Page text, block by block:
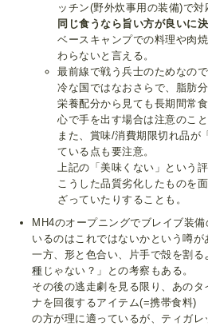
ッチン(野外炊事用の装備)で対
同じ食うなら旨い方が良いに
ベースキャンプでの料理や肉
わらないと言える。
最前線で戦う兵士のためなの
冷な国ではなおさらで、脂肪分
栄養配分から見ても長期間常
心で手を出す場合は注意のこと
また、賞味/消費期限切れ品が
ている点も要注意。
上記の「美味くない」という評
こうした品質劣化したものを
ざっていたりすることも。
MH4のオープニングでブレイブ装
いるのはこれではないかという噂が
一方、形と色合い、片手で殻を割
種 じゃない？」との考察もある。
その後の逃走劇を見る限り、あのタ
ナを回復するアイテム(=携帯食料)
の方が理に適っているが、ティガ